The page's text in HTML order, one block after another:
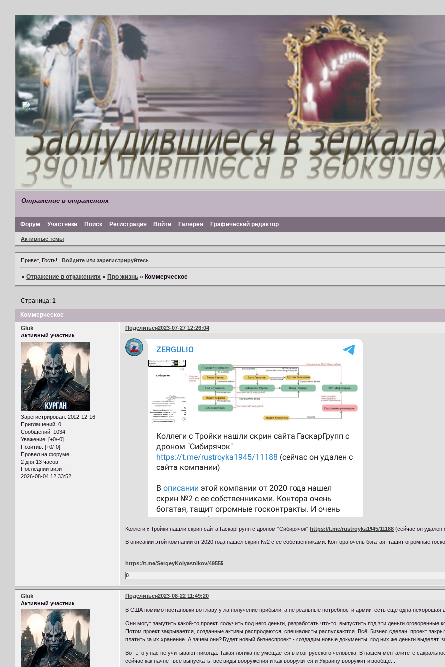
Отражение в отражениях
Форум Участники Поиск Регистрация Войти Галерея Графический редактор
Активные темы
Привет, Гость! Войдитеили зарегистрируйтесь.
»Отражение в отражениях » Про жизнь » Коммерческое
Коммерческое
Страница:1
Поделиться2023-07-27 12:26:04
Gluk
Активный участник
Зарегистрирован: 2012-12-16
Приглашений: 0
Сообщений: 1034
Уважение: [+0/-0]
Позитив: [+0/-0]
Провел на форуме:
2 дня 13 часов
Последний визит:
2026-08-04 12:33:52
Коллеги с Тройки нашли скрин сайта ГаскарГрупп с дроном "Сибирячок"https://t.me/rustroyka1945/11188 (сейчас он удален
В описании этой компании от 2020 года нашел скрин №2 с ее собственниками. Контора очень богатая, тащит огромные
https://t.me/SergeyKolyasnikov/49555
0
Поделиться2023-08-22 11:49:20
Gluk
Активный участник
В США помимо постановки во главу угла получение прибыли, а не реальные потребности армии, есть еще одна
Они могут замутить какой-то проект, получить под него деньги, разработать что-то, выпустить под эти деньги
Потом проект закрывается, созданные активы распродаются, специалисты распускаются. Всё. Бизнес сделан, проект
платить за их хранение. А зачем они? Будет новый бизнеспроект - создадим новые документы, под них же деньги выделят,
Вот это у нас не учитывают никогда. Такая логика не умещается в мозг русского человека. В нашем менталитете
сейчас как начнет всё выпускать, все виды вооружения и как вооружится и Украину вооружит и вообще...